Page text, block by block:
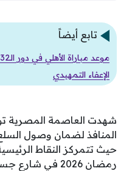
تابع أيضاً
الإعفاء التمهيدي
شهدت العاصمة المصرية
المنافذ لضمان وصول
حيث تتمركز النقاط
رمضان 2026 في